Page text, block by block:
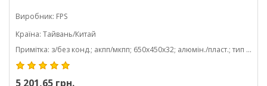
Виробник: FPS
Країна: Тайвань/Китай
Примітка: з/без конд.; акпп/мкпп; 650x450x32; алюмін./пласт.; тип valeo; (2.0 tdi); паяний
5 201,65 грн.